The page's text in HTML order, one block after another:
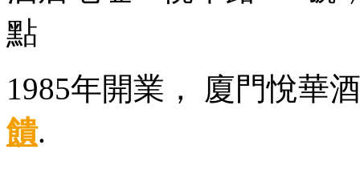
點
1985年開業， 廈門悅
饋.